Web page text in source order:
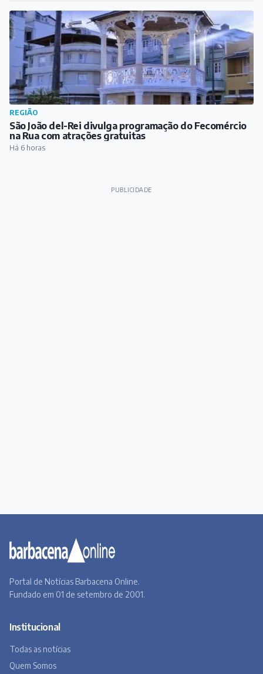
REGIÃO
São João del-Rei divulga programação do Fecomércio
na Rua com atrações gratuitas
Há 6 horas
PUBLICIDADE
Portal de Notícias Barbacena Online.
Fundado em 01 de setembro de 2001.
Institucional
Todas as notícias
Quem Somos